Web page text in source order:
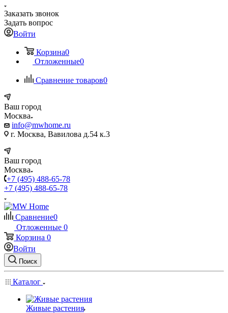
Заказать звонок
Задать вопрос
Войти
Корзина0
Отложенные0
Сравнение товаров0
Ваш город
Москва
info@mwhome.ru
г. Москва, Вавилова д.54 к.3
Ваш город
Москва
+7 (495) 488-65-78
+7 (495) 488-65-78
Сравнение0
Отложенные 0
Корзина 0
Войти
Поиск
Каталог
Живые растения